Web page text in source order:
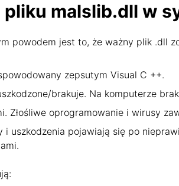
pliku malslib.dll w
powodem jest to, że ważny plik .dll
zepsutym Visual C ++.
brakuje. Na komputerze
Złośliwe oprogramowanie i wirusy
i uszkodzenia pojawiają się po